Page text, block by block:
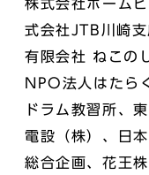
株式会社ホーム
式会社JTB川崎
有限会社 ねこの
NPO法人はたら
ドラム教習所、
電設（株）、日
総合企画、花王